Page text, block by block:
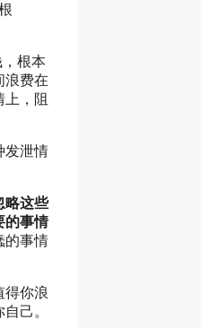
根本
浪费在
上，阻
发泄情
略这些
的事情
的事情
得你浪
己。